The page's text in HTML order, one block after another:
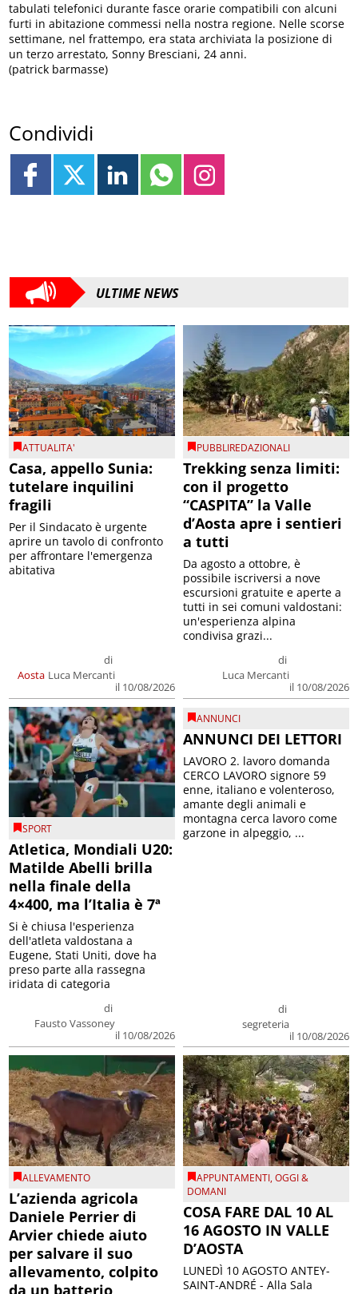
tabulati telefonici durante fasce orarie compatibili con alcuni
furti in abitazione commessi nella nostra regione. Nelle scorse
settimane, nel frattempo, era stata archiviata la posizione di
un terzo arrestato, Sonny Bresciani, 24 anni.
(patrick barmasse)
Condividi
ULTIME NEWS
ATTUALITA'
Casa, appello Sunia:
tutelare inquilini
fragili
Aosta
di
Luca Mercanti
il 10/08/2026
Per il Sindacato è urgente
aprire un tavolo di confronto
per affrontare l'emergenza
abitativa
PUBBLIREDAZIONALI
Trekking senza limiti:
con il progetto
“CASPITA” la Valle
d’Aosta apre i sentieri
a tutti
di
Luca Mercanti
il 10/08/2026
Da agosto a ottobre, è
possibile iscriversi a nove
escursioni gratuite e aperte a
tutti in sei comuni valdostani:
un'esperienza alpina
condivisa grazi...
SPORT
Atletica, Mondiali U20:
Matilde Abelli brilla
nella finale della
4×400, ma l’Italia è 7ª
di
Fausto Vassoney
il 10/08/2026
Si è chiusa l'esperienza
dell'atleta valdostana a
Eugene, Stati Uniti, dove ha
preso parte alla rassegna
iridata di categoria
ANNUNCI
ANNUNCI DEI LETTORI
di
segreteria
il 10/08/2026
LAVORO 2. lavoro domanda
CERCO LAVORO signore 59
enne, italiano e volenteroso,
amante degli animali e
montagna cerca lavoro come
garzone in alpeggio, ...
ALLEVAMENTO
L’azienda agricola
Daniele Perrier di
Arvier chiede aiuto
per salvare il suo
allevamento, colpito
da un batterio
APPUNTAMENTI,OGGI &
DOMANI
COSA FARE DAL 10 AL
16 AGOSTO IN VALLE
D’AOSTA
LUNEDÌ 10 AGOSTO ANTEY-
SAINT-ANDRÉ - Alla Sala